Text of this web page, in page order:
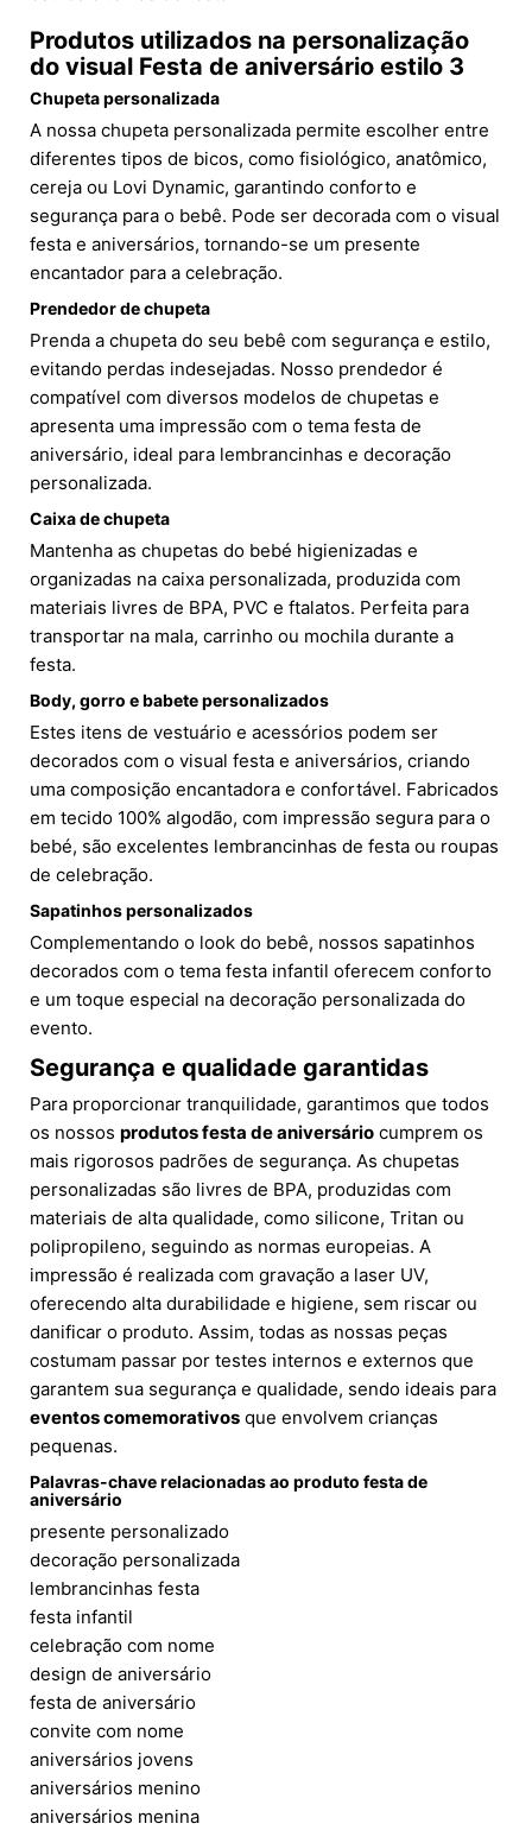
Produtos utilizados na personalização
do visual Festa de aniversário estilo 3
Chupeta personalizada
A nossa chupeta personalizada permite escolher entre
diferentes tipos de bicos, como fisiológico, anatômico,
cereja ou Lovi Dynamic, garantindo conforto e
segurança para o bebê. Pode ser decorada com o visual
festa e aniversários, tornando-se um presente
encantador para a celebração.
Prendedor de chupeta
Prenda a chupeta do seu bebê com segurança e estilo,
evitando perdas indesejadas. Nosso prendedor é
compatível com diversos modelos de chupetas e
apresenta uma impressão com o tema festa de
aniversário, ideal para lembrancinhas e decoração
personalizada.
Caixa de chupeta
Mantenha as chupetas do bebé higienizadas e
organizadas na caixa personalizada, produzida com
materiais livres de BPA, PVC e ftalatos. Perfeita para
transportar na mala, carrinho ou mochila durante a
festa.
Body, gorro e babete personalizados
Estes itens de vestuário e acessórios podem ser
decorados com o visual festa e aniversários, criando
uma composição encantadora e confortável. Fabricados
em tecido 100% algodão, com impressão segura para o
bebé, são excelentes lembrancinhas de festa ou roupas
de celebração.
Sapatinhos personalizados
Complementando o look do bebê, nossos sapatinhos
decorados com o tema festa infantil oferecem conforto
e um toque especial na decoração personalizada do
evento.
Segurança e qualidade garantidas
Para proporcionar tranquilidade, garantimos que todos
os nossos produtos festa de aniversário cumprem os
mais rigorosos padrões de segurança. As chupetas
personalizadas são livres de BPA, produzidas com
materiais de alta qualidade, como silicone, Tritan ou
polipropileno, seguindo as normas europeias. A
impressão é realizada com gravação a laser UV,
oferecendo alta durabilidade e higiene, sem riscar ou
danificar o produto. Assim, todas as nossas peças
costumam passar por testes internos e externos que
garantem sua segurança e qualidade, sendo ideais para
eventos comemorativos que envolvem crianças
pequenas.
Palavras-chave relacionadas ao produto festa de
aniversário
presente personalizado
decoração personalizada
lembrancinhas festa
festa infantil
celebração com nome
design de aniversário
festa de aniversário
convite com nome
aniversários jovens
aniversários menino
aniversários menina